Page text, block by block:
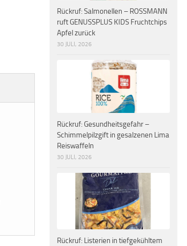
Rückruf: Salmonellen – ROSSMANN
ruft GENUSSPLUS KIDS Fruchtchips
Apfel zurück
30 JULI, 2026
Rückruf: Gesundheitsgefahr –
Schimmelpilzgift in gesalzenen Lima
Reiswaffeln
30 JULI, 2026
Rückruf: Listerien in tiefgekühltem